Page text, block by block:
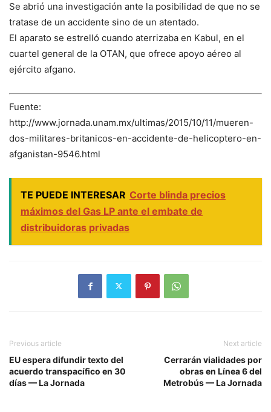
Se abrió una investigación ante la posibilidad de que no se
tratase de un accidente sino de un atentado.
El aparato se estrelló cuando aterrizaba en Kabul, en el
cuartel general de la OTAN, que ofrece apoyo aéreo al
ejército afgano.
Fuente:
http://www.jornada.unam.mx/ultimas/2015/10/11/mueren-
dos-militares-britanicos-en-accidente-de-helicoptero-en-
afganistan-9546.html
TE PUEDE INTERESAR Corte blinda precios
máximos del Gas LP ante el embate de
distribuidoras privadas
Previous article
EU espera difundir texto del
acuerdo transpacífico en 30
días — La Jornada
Next article
Cerrarán vialidades por
obras en Línea 6 del
Metrobús — La Jornada